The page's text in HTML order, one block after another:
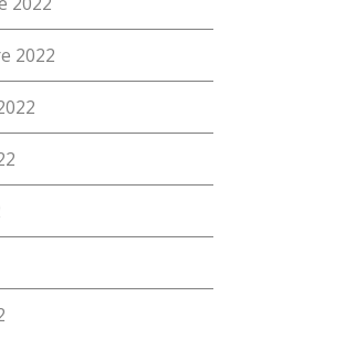
un métier ou une formation)
2022